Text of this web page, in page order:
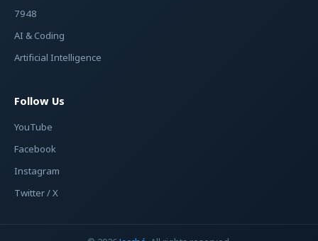
7948
AI & Coding
Artificial Intelligence
Follow Us
YouTube
Facebook
Instagram
Twitter / X